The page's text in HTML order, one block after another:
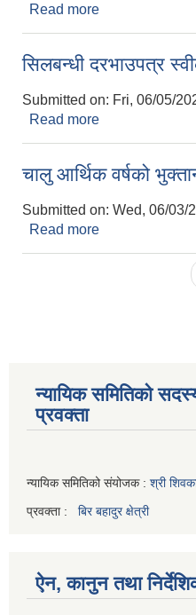
Read more
सिलबन्धी दरभाउपत्र
Submitted on: Fri, 06/05/
Read more
चालु आर्थिक वर्षको
Submitted on: Wed, 06/03/
Read more
न्यायिक समितिको
प्रवक्ता
न्यायिक समितिको संयोजक : श्री
प्रवक्ता : बिर बहादुर क्षेत्री
ऐन, कानुन तथा